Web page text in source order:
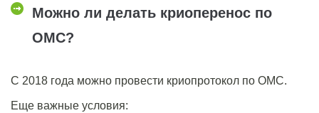
Можно ли делать криоперенос по
ОМС?
С 2018 года можно провести криопротокол по ОМС.
Еще важные условия: